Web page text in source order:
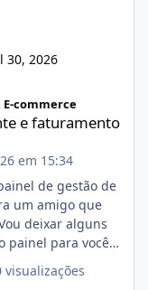
30, 2026
commerce
e faturamento
em 15:34
de gestão de
um amigo que
deixar alguns
painel para vocês
e conta com
visualizações